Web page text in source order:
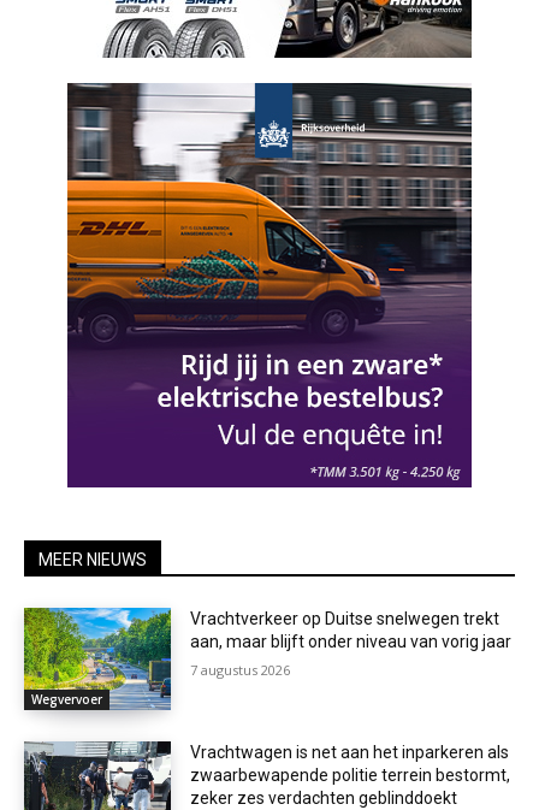
MEER NIEUWS
Wegvervoer
Vrachtverkeer op Duitse snelwegen trekt
aan, maar blijft onder niveau van vorig jaar
7 augustus 2026
Vrachtwagen is net aan het inparkeren als
zwaarbewapende politie terrein bestormt,
zeker zes verdachten geblinddoekt